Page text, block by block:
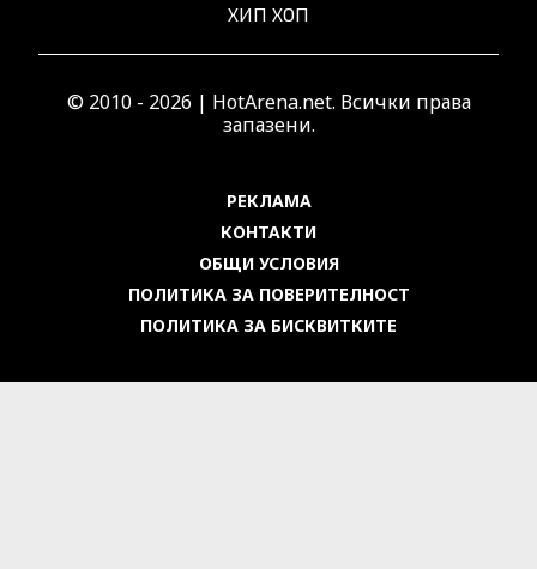
ХИП ХОП
© 2010 - 2026 | HotArena.net. Всички права
запазени.
РЕКЛАМА
КОНТАКТИ
ОБЩИ УСЛОВИЯ
ПОЛИТИКА ЗА ПОВЕРИТЕЛНОСТ
ПОЛИТИКА ЗА БИСКВИТКИТЕ